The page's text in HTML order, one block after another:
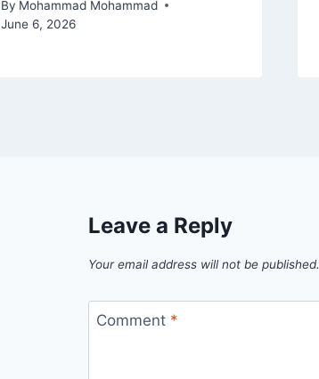
By Mohammad Mohammad
June 6, 2026
Leave a Reply
Your email address will not be published.
Comment *